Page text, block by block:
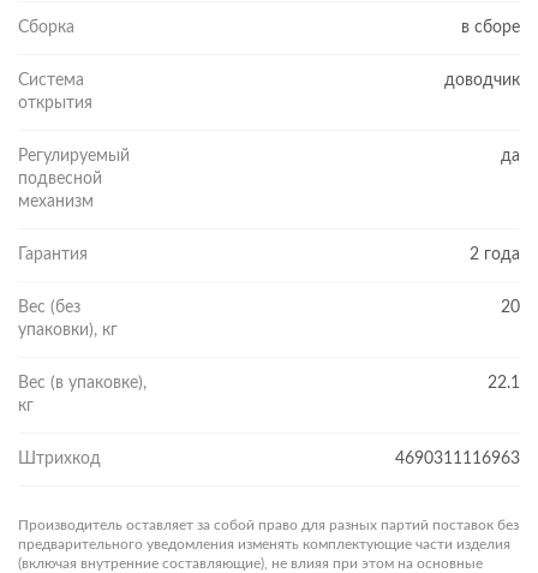
Сборка в сборе
Система
открытия
доводчик
Регулируемый
подвесной
механизм
да
Гарантия 2 года
Вес (без
упаковки), кг
20
Вес (в упаковке),
кг
22.1
Штрихкод 4690311116963
Производитель оставляет за собой право для разных партий поставок без
предварительного уведомления изменять комплектующие части изделия
(включая внутренние составляющие), не влияя при этом на основные